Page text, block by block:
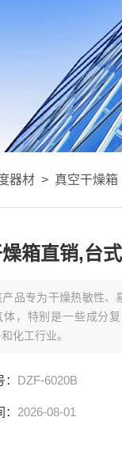
器材 > 真空干燥箱
箱直销,台
产品专为干燥热敏性、
体，特别是一些成分
化工行业。
DZF-6020B
2026-08-01